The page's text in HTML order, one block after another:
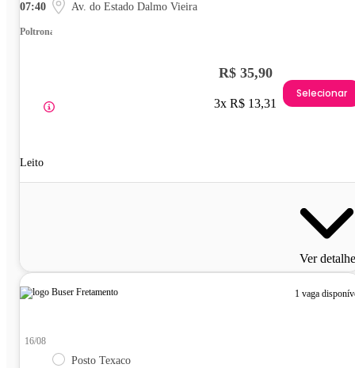
07:40 Av. do Estado Dalmo Vieira
Poltrona
Leito
R$ 35,90
3x R$ 13,31
Selecionar
Ver
1 vaga
16/08
Posto Texaco